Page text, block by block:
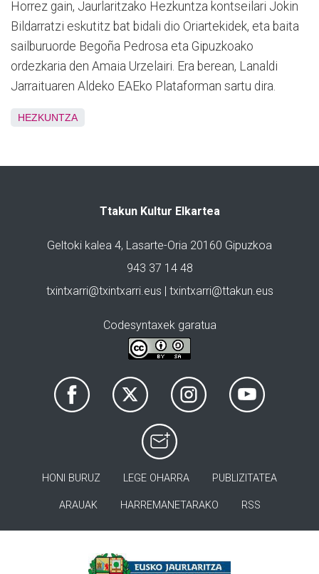
Horrez gain, Jaurlaritzako Hezkuntza kontseilari Jokin
Bildarratzi eskutitz bat bidali dio Oriartekidek, eta baita
sailburuorde Begoña Pedrosa eta Gipuzkoako
ordezkaria den Amaia Urzelairi. Era berean, Lanaldi
Jarraituaren Aldeko EAEko Plataforman sartu dira.
HEZKUNTZA
Ttakun Kultur Elkartea
Geltoki kalea 4, Lasarte-Oria 20160 Gipuzkoa
943 37 14 48
txintxarri@txintxarri.eus | txintxarri@ttakun.eus
Codesyntaxek garatua
HONI BURUZ LEGE OHARRA PUBLIZITATEA
ARAUAK HARREMANETARAKO RSS